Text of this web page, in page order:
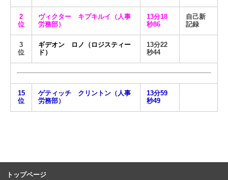
2
位
ヴィクター キプキルイ（人事
労務部）
13分18
秒86
自己新
記録
3
位
ギデオン ロノ（ロジスティー
ド）
13分22
秒44
15
位
ゲティッチ クリントン（人事
労務部）
13分59
秒49
トップページ